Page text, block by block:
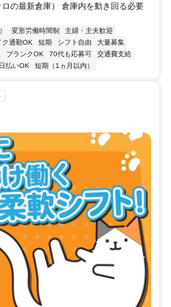
の最新倉庫） 倉庫内を動き回る必要
変形労働時間制
主婦・主夫歓迎
ク通勤OK 短期 シフト自由
大量募集
ブランクOK 70代も応募可
交通費支給
日払いOK 短期（1ヵ月以内）